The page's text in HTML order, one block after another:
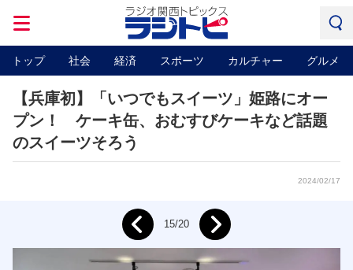
トップ 社会 経済 スポーツ カルチャー グルメ
【兵庫初】「いつでもスイーツ」姫路にオー
プン！ ケーキ缶、おむすびケーキなど話題
のスイーツそろう
2024/02/17
Prev 15/20 Next